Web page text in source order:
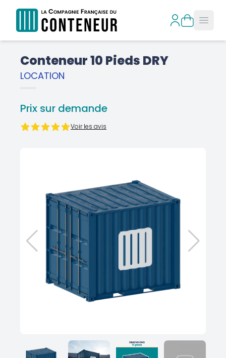
Conteneur 10 Pieds DRY
LOCATION
Prix sur demande
Voir les avis